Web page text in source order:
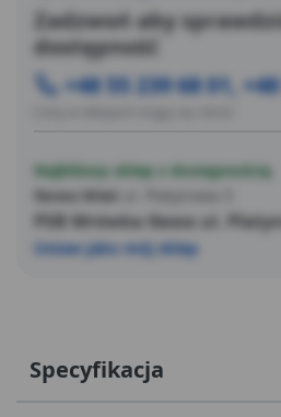
Zadzwoń aby
dostępność
+48 55 239 68 01,
Najbliższy sklep z dostępnością
Nowa Wieś
PSB Mrówka Iława ul.
Ustaw jako mój sklep
Specyfikacja